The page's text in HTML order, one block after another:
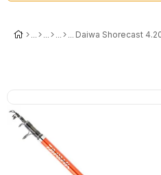
Daiwa Shorecast